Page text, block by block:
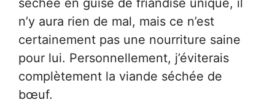
séchée en guise de friandise unique, il
n’y aura rien de mal, mais ce n’est
certainement pas une nourriture saine
pour lui. Personnellement, j’éviterais
complètement la viande séchée de
bœuf.